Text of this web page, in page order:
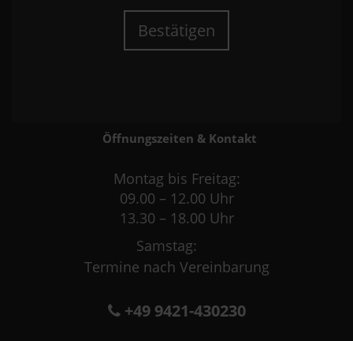
Bestätigen
Öffnungszeiten & Kontakt
Montag bis Freitag:
09.00 – 12.00 Uhr
13.30 – 18.00 Uhr
Samstag:
Termine nach Vereinbarung
+49 9421-430230